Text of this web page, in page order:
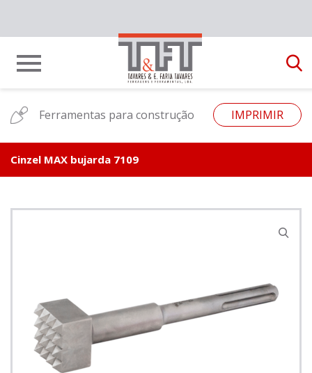
Ferramentas para construção IMPRIMIR
Cinzel MAX bujarda 7109